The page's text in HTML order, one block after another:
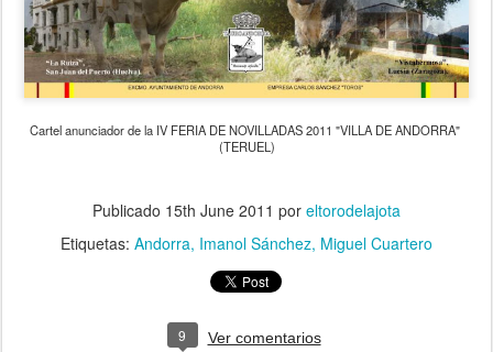
Cartel anunciador de la IV FERIA DE NOVILLADAS 2011 "VILLA DE ANDORRA"
(TERUEL)
Publicado 15th June 2011 por eltorodelajota
Etiquetas: Andorra Imanol Sánchez Miguel Cuartero
9 Ver comentarios